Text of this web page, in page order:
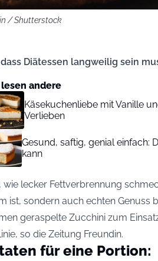
/ Shutterstock
Diätessen langweilig sein
andere
Käsekuchenliebe mit Vanille
Verlieben
Gesund, saftig, genial einfach:
kann
wie lecker Fettverbrennung
ist, sondern auch echten Genuss
geraspelte Zucchini zum
so die Zeitung Freundin.
für eine Portion: